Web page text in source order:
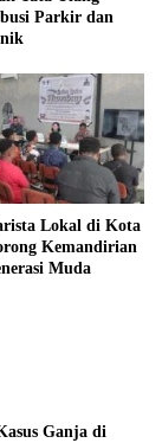
Parkir dan
Lokal di Kota
Kemandirian
Muda
Ganja di